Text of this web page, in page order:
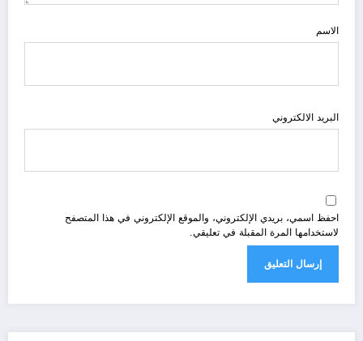
الاسم
البريد الالكتروني
احفظ اسمي، بريدي الإلكتروني، والموقع الإلكتروني في هذا المتصفح
لاستخدامها المرة المقبلة في تعليقي.